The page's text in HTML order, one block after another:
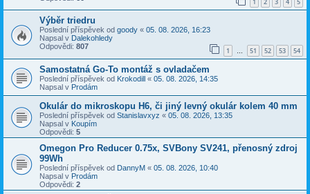
1 2 3 4 5
Výběr triedru
Poslední příspěvek od goody « 05. 08. 2026, 16:23
Napsal v Dalekohledy
Odpovědi: 807 1 … 51 52 53 54
Samostatná Go-To montáž s ovladačem
Poslední příspěvek od Krokodill « 05. 08. 2026, 14:35
Napsal v Prodám
Okulár do mikroskopu H6, či jiný levný okulár kolem 40 mm
Poslední příspěvek od Stanislavxyz « 05. 08. 2026, 13:35
Napsal v Koupím
Odpovědi: 5
Omegon Pro Reducer 0.75x, SVBony SV241, přenosný zdroj
99Wh
Poslední příspěvek od DannyM « 05. 08. 2026, 10:40
Napsal v Prodám
Odpovědi: 2